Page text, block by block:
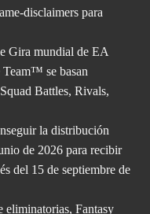
disclaimers para
Gira mundial de EA
se basan
Battles, Rivals,
la distribución
de 2026 para recibir
del 15 de septiembre de
eliminatorias, Fantasy